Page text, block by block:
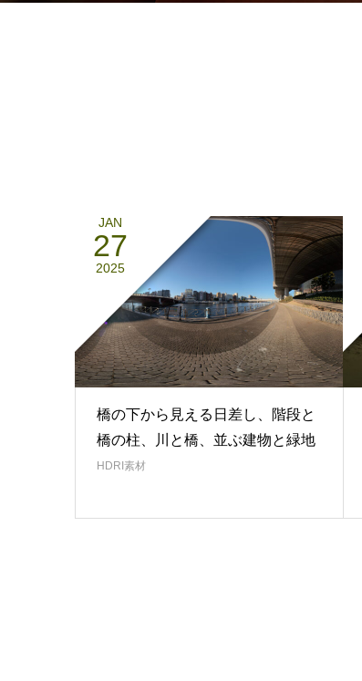
JAN
27
2025
橋の下から見える日差し、階段と
橋の柱、川と橋、並ぶ建物と緑地
HDRI素材